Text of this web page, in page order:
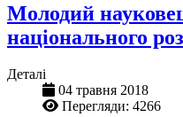
Молодий
національного
Деталі
04 травня 2018
Перегляди: 4266